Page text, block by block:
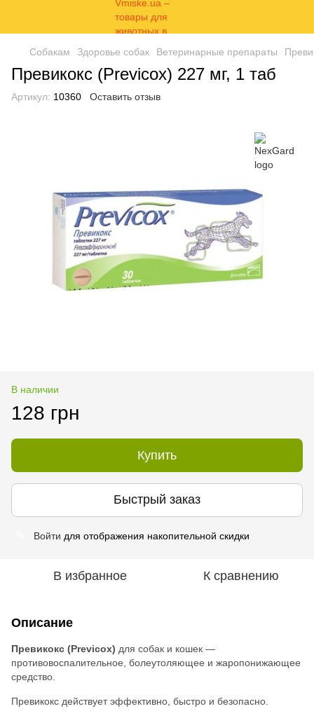
Собакам Здоровье собак Ветеринарные препараты
Превикокс (Previcox) 227 мг, 1 таб
Артикул: 10360 Оставить отзыв
В наличии
128 грн
Купить
Быстрый заказ
Войти для отображения накопительной скидки
В избранное К сравнению
Описание
Превикокс (Previcox) для собак и кошек —
противовоспалительное, болеутоляющее и жаропонижающее
средство.
Превикокс действует эффективно, быстро и безопасно.